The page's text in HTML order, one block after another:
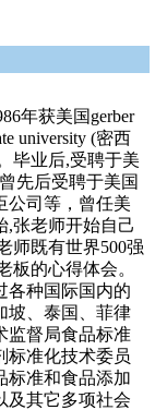
年获美国gerber
university (密西
毕业后,受聘于美
先后受聘于美国
公司等，曾任美
,张老师开始自己
师既有世界500强
板的心得体会。
各种国际国内的
坡、泰国、菲律
监督局食品标准
标准化技术委员
标准和食品添加
及其它多项社会